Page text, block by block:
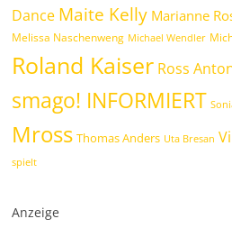
Dance Maite Kelly Marianne
Melissa Naschenweng Michael Wendler
Roland Kaiser Ross
smago! INFORMIERT
Mross Thomas Anders Uta Bresan
spielt
Anzeige